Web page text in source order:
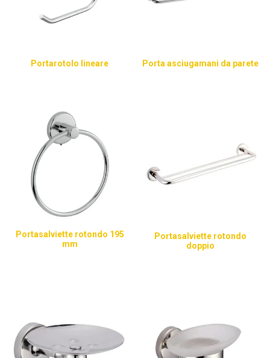
Portarotolo lineare Porta asciugamani da parete
Portasalviette rotondo 195
mm
Portasalviette rotondo
doppio